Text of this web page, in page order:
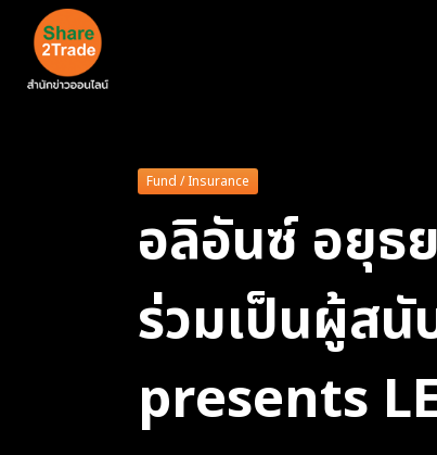
Fund / Insurance
อลิอันซ์ อยุธ
ร่วมเป็นผู้ส
presents